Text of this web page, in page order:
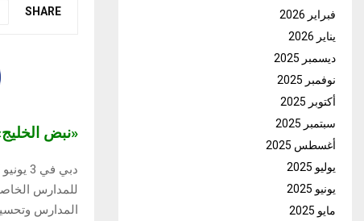
SHARE
«نبض
دبي
المدارس
فبراير 2026
يناير 2026
ديسمبر 2025
نوفمبر 2025
أكتوبر 2025
سبتمبر 2025
أغسطس 2025
يوليو 2025
يونيو 2025
مايو 2025